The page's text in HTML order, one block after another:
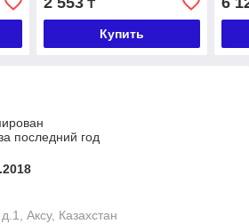
₸
Купить
последний год
Аксу, Казахстан